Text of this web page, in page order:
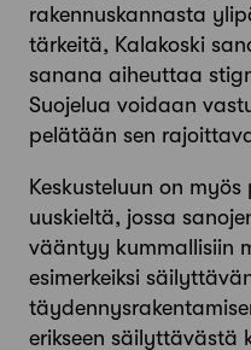
rakennuskannasta
tärkeitä, Kalakoski
sanana aiheuttaa
Suojelua voidaan
pelätään sen
Keskusteluun on
uuskieltä, jossa
vääntyy kummallisiin
esimerkeiksi
erikseen säilyttävästä